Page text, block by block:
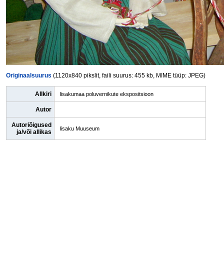
Originaalsuurus (1120x840 pikslit, faili suurus: 455 kb, MIME tüüp: JPEG)
Allkiri Iisakumaa poluvernikute ekspositsioon
Autor
Autoriõigused
ja/või allikas
Iisaku Muuseum